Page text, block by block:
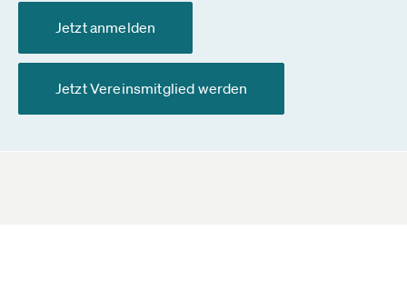
Jetzt anmelden
Jetzt Vereinsmitglied werden